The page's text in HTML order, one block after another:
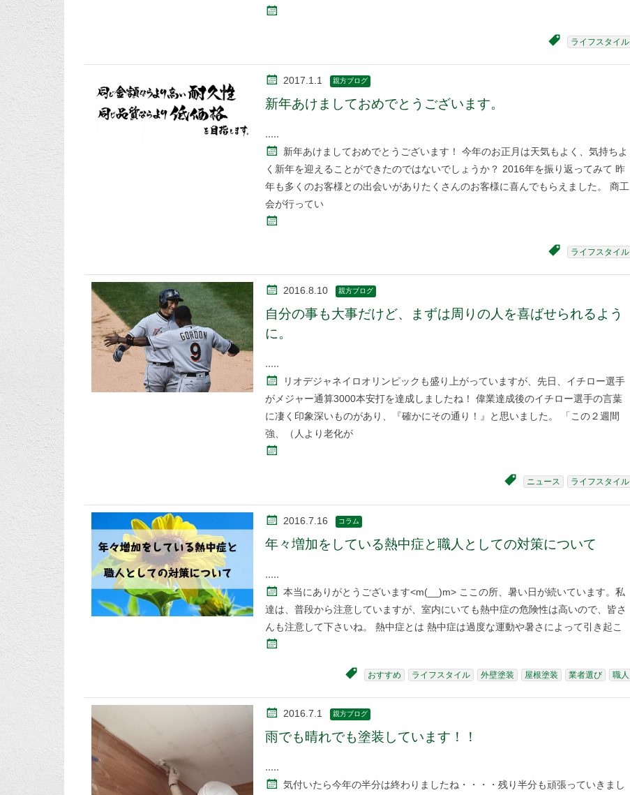
ライフスタイル
2017.1.1 親方ブログ
新年あけましておめでとうございます。
新年あけましておめでとうございます！ 今年のお正月は天気もよく、気持ちよ
く新年を迎えることができたのではないでしょうか？ 2016年を振り返ってみて 昨
年も多くのお客様との出会いがありたくさんのお客様に喜んでもらえました。 商工
会が行ってい
ライフスタイル
2016.8.10 親方ブログ
自分の事も大事だけど、まずは周りの人を喜ばせられるよう
に。
リオデジャネイロオリンピックも盛り上がっていますが、先日、イチロー選手
がメジャー通算3000本安打を達成しましたね！ 偉業達成後のイチロー選手の言葉
に凄く印象深いものがあり、『確かにその通り！』と思いました。 「この２週間
強、（人より老化が
ニュース ライフスタイル
2016.7.16 コラム
年々増加をしている熱中症と職人としての対策について
本当にありがとうございます<m(__)m> ここの所、暑い日が続いています。私
達は、普段から注意していますが、室内にいても熱中症の危険性は高いので、皆さ
んも注意して下さいね。 熱中症とは 熱中症は過度な運動や暑さによって引き起こ
おすすめ ライフスタイル 外壁塗装 屋根塗装 業者選び 職人
2016.7.1 親方ブログ
雨でも晴れでも塗装しています！！
気付いたら今年の半分は終わりましたね・・・・残り半分も頑張っていきまし